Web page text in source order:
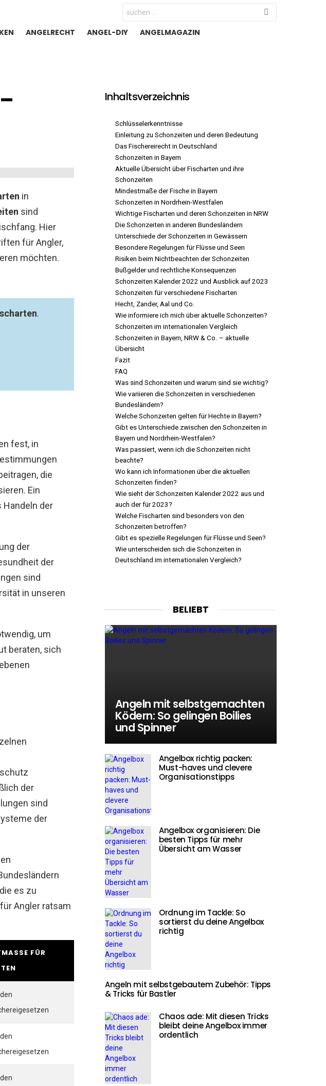
Search
for:
ANGELRECHT ANGEL-DIY
ANGELMAGAZIN
in
sind
Hier
für Angler,
möchten.
.
fest, in
die
Ein
der
der
der
sind
in unseren
um
beraten, sich
der
sind
der
es zu
Angler ratsam
FÜR F
Inhaltsverzeichnis
Schlüsselerkenntnisse
Einleitung zu Schonzeiten und deren Bedeutung
Das Fischereirecht in Deutschland
Schonzeiten in Bayern
Aktuelle Übersicht über Fischarten und ihre
Schonzeiten
Mindestmaße der Fische in Bayern
Schonzeiten in Nordrhein-Westfalen
Wichtige Fischarten und deren Schonzeiten in NRW
Die Schonzeiten in anderen Bundesländern
Unterschiede der Schonzeiten in Gewässern
Besondere Regelungen für Flüsse und Seen
Risiken beim Nichtbeachten der Schonzeiten
Bußgelder und rechtliche Konsequenzen
Schonzeiten Kalender 2022 und Ausblick auf 2023
Schonzeiten für verschiedene Fischarten
Hecht, Zander, Aal und Co.
Wie informiere ich mich über aktuelle Schonzeiten?
Schonzeiten im internationalen Vergleich
Schonzeiten in Bayern, NRW & Co. – aktuelle
Übersicht
Fazit
FAQ
Was sind Schonzeiten und warum sind sie wichtig?
Wie variieren die Schonzeiten in verschiedenen
Bundesländern?
Welche Schonzeiten gelten für Hechte in Bayern?
Gibt es Unterschiede zwischen den Schonzeiten in
Bayern und Nordrhein-Westfalen?
Was passiert, wenn ich die Schonzeiten nicht
beachte?
Wo kann ich Informationen über die aktuellen
Schonzeiten finden?
Wie sieht der Schonzeiten Kalender 2022 aus und
auch der für 2023?
Welche Fischarten sind besonders von den
Schonzeiten betroffen?
Gibt es spezielle Regelungen für Flüsse und Seen?
Wie unterscheiden sich die Schonzeiten in
Deutschland im internationalen Vergleich?
BELIEBT
Angeln mit selbstgemachten
Ködern: So gelingen Boilies
und Spinner
Angelbox richtig packen:
Must-haves und clevere
Organisationstipps
Angelbox organisieren: Die
besten Tipps für mehr
Übersicht am Wasser
Ordnung im Tackle: So
sortierst du deine Angelbox
richtig
Angeln mit selbstgebautem Zubehör: Tipps
& Tricks für Bastler
Chaos ade: Mit diesen Tricks
bleibt deine Angelbox immer
ordentlich